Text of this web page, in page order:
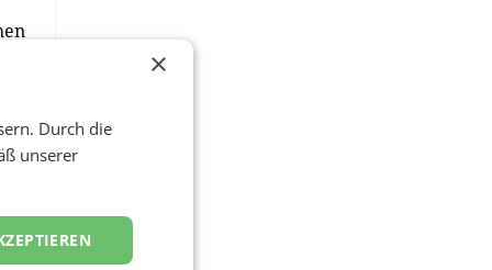
×
Durch die
unserer